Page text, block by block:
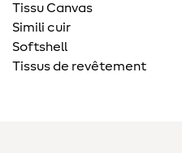
Tissu Canvas
Simili cuir
Softshell
Tissus de revêtement